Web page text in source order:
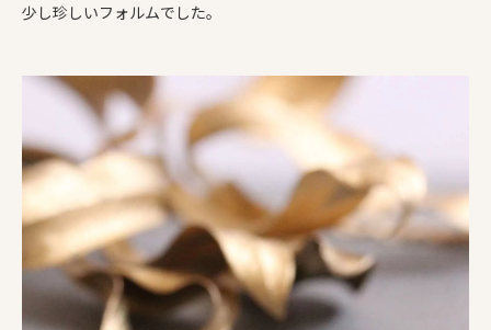
少し珍しいフォルムでした。